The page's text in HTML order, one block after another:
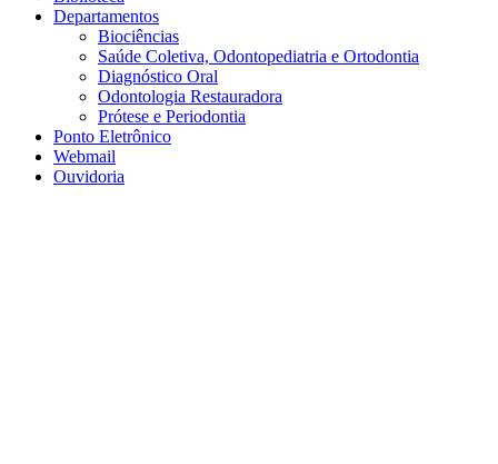
Departamentos
Biociências
Saúde Coletiva, Odontopediatria e Ortodontia
Diagnóstico Oral
Odontologia Restauradora
Prótese e Periodontia
Ponto Eletrônico
Webmail
Ouvidoria